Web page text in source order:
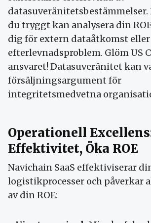
du tryggt kan analysera din
dig för extern dataåtkomst eller
efterlevnadsproblem. Glöm US
ansvaret! Datasuveränitet kan
försäljningsargument för
integritetsmedvetna
Operationell
Effektivitet, Öka ROE
Navichain SaaS effektiviserar
logistikprocesser och påverkar
av din ROE: